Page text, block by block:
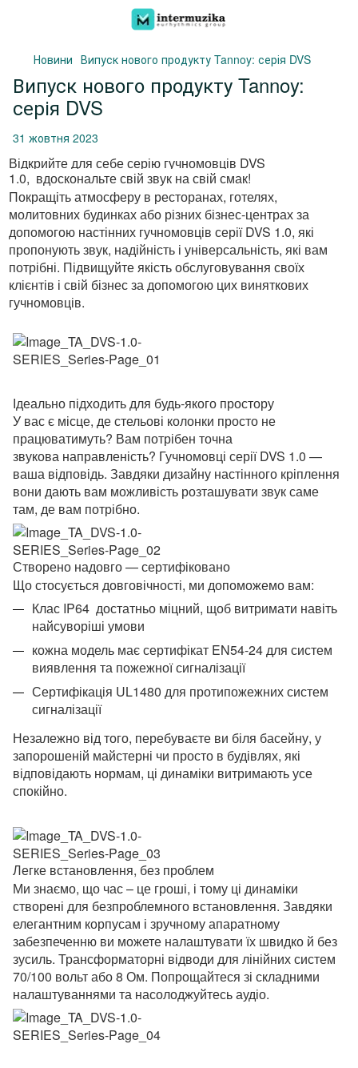
Новини Випуск нового продукту Tannoy: серія DVS
Випуск нового продукту Tannoy:
серія DVS
31 жовтня 2023
Відкрийте для себе серію гучномовців DVS
1.0, вдоскональте свій звук на свій смак!
Покращіть атмосферу в ресторанах, готелях,
молитовних будинках або різних бізнес-центрах за
допомогою настінних гучномовців серії DVS 1.0, які
пропонують звук, надійність і універсальність, які вам
потрібні. Підвищуйте якість обслуговування своїх
клієнтів і свій бізнес за допомогою цих виняткових
гучномовців.
Ідеально підходить для будь-якого простору
У вас є місце, де стельові колонки просто не
працюватимуть? Вам потрібен точна
звукова направленість? Гучномовці серії DVS 1.0 —
ваша відповідь. Завдяки дизайну настінного кріплення
вони дають вам можливість розташувати звук саме
там, де вам потрібно.
Створено надовго — сертифіковано
Що стосується довговічності, ми допоможемо вам:
Клас IP64 достатньо міцний, щоб витримати навіть
найсуворіші умови
кожна модель має сертифікат EN54-24 для систем
виявлення та пожежної сигналізації
Сертифікація UL1480 для протипожежних систем
сигналізації
Незалежно від того, перебуваєте ви біля басейну, у
запорошеній майстерні чи просто в будівлях, які
відповідають нормам, ці динаміки витримають усе
спокійно.
Легке встановлення, без проблем
Ми знаємо, що час – це гроші, і тому ці динаміки
створені для безпроблемного встановлення. Завдяки
елегантним корпусам і зручному апаратному
забезпеченню ви можете налаштувати їх швидко й без
зусиль. Трансформаторні відводи для лінійних систем
70/100 вольт або 8 Ом. Попрощайтеся зі складними
налаштуваннями та насолоджуйтесь аудіо.